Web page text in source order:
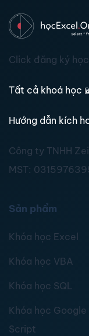
Click đăng ký
Tất cả khoá học
Hướng dẫn kích
Công ty TNHH
MST:
Sản phẩm
Khóa học Excel
Khóa học VBA
Khóa học SQL
Khóa học Google
Script